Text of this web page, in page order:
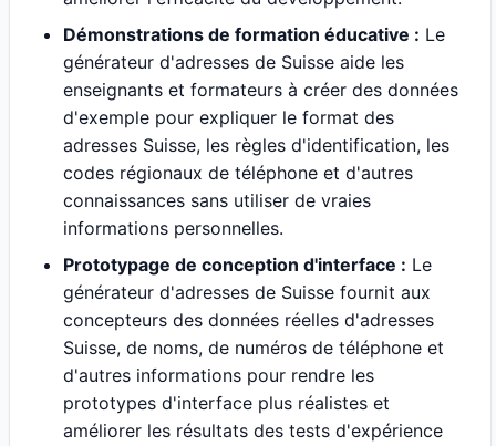
Démonstrations de formation éducative : Le
générateur d'adresses de Suisse aide les
enseignants et formateurs à créer des données
d'exemple pour expliquer le format des
adresses Suisse, les règles d'identification, les
codes régionaux de téléphone et d'autres
connaissances sans utiliser de vraies
informations personnelles.
Prototypage de conception d'interface : Le
générateur d'adresses de Suisse fournit aux
concepteurs des données réelles d'adresses
Suisse, de noms, de numéros de téléphone et
d'autres informations pour rendre les
prototypes d'interface plus réalistes et
améliorer les résultats des tests d'expérience